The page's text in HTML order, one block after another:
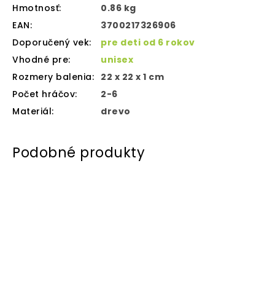
Hmotnosť:
0.86 kg
EAN:
3700217326906
Doporučený vek:
pre deti od 6 rokov
Vhodné pre:
unisex
Rozmery balenia: 22 x 22 x 1 cm
Počet hráčov:
2-6
Materiál: drevo